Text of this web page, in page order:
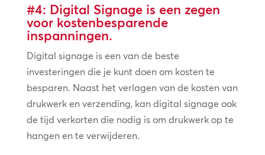
#4: Digital Signage is een zegen
voor kostenbesparende
inspanningen.
Digital signage is een van de beste
investeringen die je kunt doen om kosten te
besparen. Naast het verlagen van de kosten van
drukwerk en verzending, kan digital signage ook
de tijd verkorten die nodig is om drukwerk op te
hangen en te verwijderen.